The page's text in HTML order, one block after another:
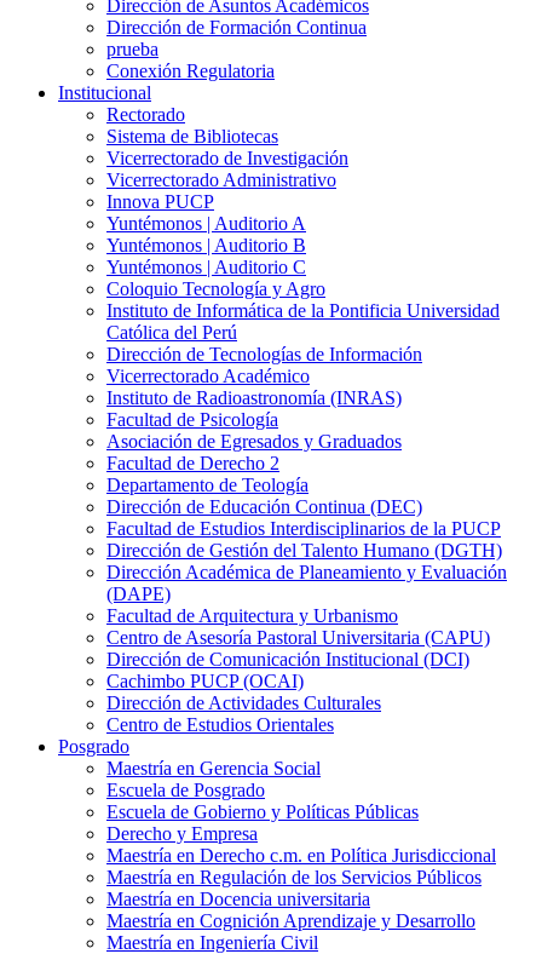
Dirección de Asuntos Académicos
Dirección de Formación Continua
prueba
Conexión Regulatoria
Institucional
Rectorado
Sistema de Bibliotecas
Vicerrectorado de Investigación
Vicerrectorado Administrativo
Innova PUCP
Yuntémonos | Auditorio A
Yuntémonos | Auditorio B
Yuntémonos | Auditorio C
Coloquio Tecnología y Agro
Instituto de Informática de la Pontificia Universidad
Católica del Perú
Dirección de Tecnologías de Información
Vicerrectorado Académico
Instituto de Radioastronomía (INRAS)
Facultad de Psicología
Asociación de Egresados y Graduados
Facultad de Derecho 2
Departamento de Teología
Dirección de Educación Continua (DEC)
Facultad de Estudios Interdisciplinarios de la PUCP
Dirección de Gestión del Talento Humano (DGTH)
Dirección Académica de Planeamiento y Evaluación
(DAPE)
Facultad de Arquitectura y Urbanismo
Centro de Asesoría Pastoral Universitaria (CAPU)
Dirección de Comunicación Institucional (DCI)
Cachimbo PUCP (OCAI)
Dirección de Actividades Culturales
Centro de Estudios Orientales
Posgrado
Maestría en Gerencia Social
Escuela de Posgrado
Escuela de Gobierno y Políticas Públicas
Derecho y Empresa
Maestría en Derecho c.m. en Política Jurisdiccional
Maestría en Regulación de los Servicios Públicos
Maestría en Docencia universitaria
Maestría en Cognición Aprendizaje y Desarrollo
Maestría en Ingeniería Civil